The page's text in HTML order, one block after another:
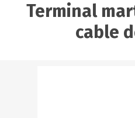
Terminal
cable